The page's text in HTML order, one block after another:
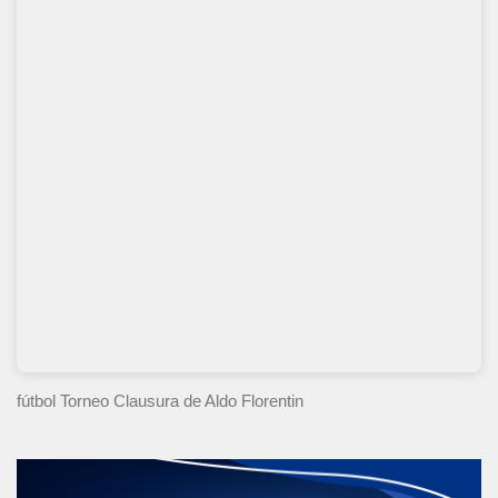
fútbol Torneo Clausura de Aldo Florentin